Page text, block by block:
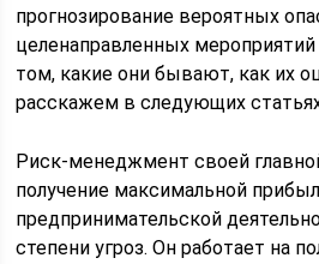
прогнозирование вероятных
целенаправленных
том, какие они бывают, как их
расскажем в следующих
Риск-менеджмент своей
получение максимальной
предпринимательской
степени угроз. Он работает на